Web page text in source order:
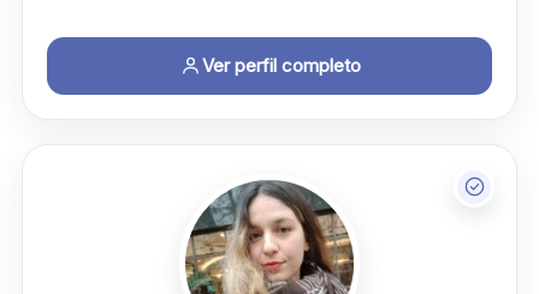
Ver perfil completo